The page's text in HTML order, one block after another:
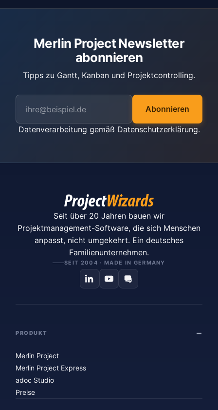
Merlin Project Newsletter
abonnieren
Tipps zu Gantt, Kanban und Projektcontrolling.
Abonnieren
Datenverarbeitung gemäß Datenschutzerklärung.
Seit über 20 Jahren bauen wir
Projektmanagement-Software, die sich Menschen
anpasst, nicht umgekehrt. Ein deutsches
Familienunternehmen.
SEIT 2004 · MADE IN GERMANY
PRODUKT
Merlin Project
Merlin Project Express
adoc Studio
Preise